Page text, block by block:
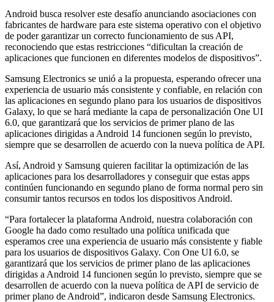
Android busca resolver este desafío anunciando asociaciones con
fabricantes de hardware para este sistema operativo con el objetivo
de poder garantizar un correcto funcionamiento de sus API,
reconociendo que estas restricciones “dificultan la creación de
aplicaciones que funcionen en diferentes modelos de dispositivos”.
Samsung Electronics se unió a la propuesta, esperando ofrecer una
experiencia de usuario más consistente y confiable, en relación con
las aplicaciones en segundo plano para los usuarios de dispositivos
Galaxy, lo que se hará mediante la capa de personalización One UI
6.0, que garantizará que los servicios de primer plano de las
aplicaciones dirigidas a Android 14 funcionen según lo previsto,
siempre que se desarrollen de acuerdo con la nueva política de API.
Así, Android y Samsung quieren facilitar la optimización de las
aplicaciones para los desarrolladores y conseguir que estas apps
continúen funcionando en segundo plano de forma normal pero sin
consumir tantos recursos en todos los dispositivos Android.
“Para fortalecer la plataforma Android, nuestra colaboración con
Google ha dado como resultado una política unificada que
esperamos cree una experiencia de usuario más consistente y fiable
para los usuarios de dispositivos Galaxy. Con One UI 6.0, se
garantizará que los servicios de primer plano de las aplicaciones
dirigidas a Android 14 funcionen según lo previsto, siempre que se
desarrollen de acuerdo con la nueva política de API de servicio de
primer plano de Android”, indicaron desde Samsung Electronics.